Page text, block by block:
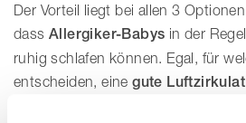
Der Vorteil liegt bei allen 3
dass Allergiker-Babys in der
ruhig schlafen können. Egal, für
entscheiden, einegute
gegeben sein, um die